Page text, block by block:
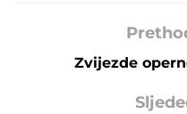
Zvijezde